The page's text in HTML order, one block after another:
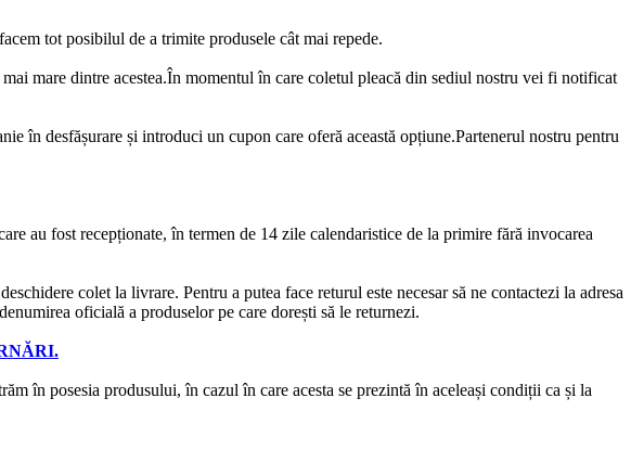
tot posibilul de a trimite produsele cât mai repede.
mare dintre acestea.În momentul în care coletul pleacă din sediul nostru vei fi notificat
în desfășurare și introduci un cupon care oferă această opțiune.Partenerul nostru pentru
au fost recepționate, în termen de 14 zile calendaristice de la primire fără invocarea
colet la livrare. Pentru a putea face returul este necesar să ne contactezi la adresa
oficială a produselor pe care dorești să le returnezi.
în posesia produsului, în cazul în care acesta se prezintă în aceleași condiții ca și la